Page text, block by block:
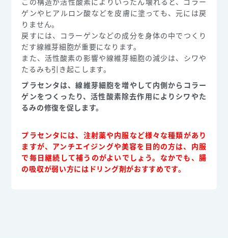
ゲンやヒアルロン酸などを皮膚に塗っても、元には戻
りません。
戻すには、コラーゲンなどの成分を身体の中でつくり
だす線維芽細胞が重要になります。
また、活性酸素の影響や線維芽細胞の減少は、シワや
たるみも引き起こします。
プラセンタは、線維芽細胞を増やして内側からコラー
ゲンをつくったり、活性酸素除去作用によりシワやた
るみの修復を促します。
プラセンタには、注射薬や内服など様々な種類があり
ますが、アンチエイジングや美容を目的の方は、内服
で毎日継続して補うのがよいでしょう。なかでも、腸
の吸収が弱い方にはドリング剤がおすすめです。